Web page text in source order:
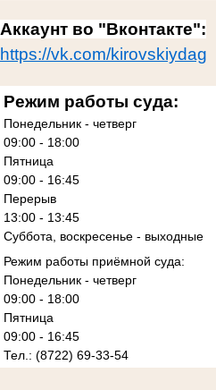
Аккаунт во "Вконтакте":
https://vk.com/kirovskiydag
Режим работы суда:
Понедельник - четверг
09:00 - 18:00
Пятница
09:00 - 16:45
Перерыв
13:00 - 13:45
Суббота, воскресенье - выходные
Режим работы приёмной суда:
Понедельник - четверг
09:00 - 18:00
Пятница
09:00 - 16:45
Тел.: (8722) 69-33-54